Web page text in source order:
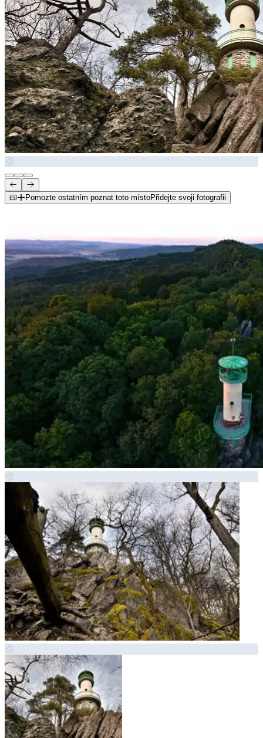
Pomozte ostatním poznat toto místoPřidejte svoji fotografii